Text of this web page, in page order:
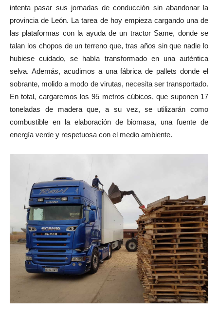
intenta pasar sus jornadas de conducción sin abandonar la
provincia de León. La tarea de hoy empieza cargando una de
las plataformas con la ayuda de un tractor Same, donde se
talan los chopos de un terreno que, tras años sin que nadie lo
hubiese cuidado, se había transformado en una auténtica
selva. Además, acudimos a una fábrica de pallets donde el
sobrante, molido a modo de virutas, necesita ser transportado.
En total, cargaremos los 95 metros cúbicos, que suponen 17
toneladas de madera que, a su vez, se utilizarán como
combustible en la elaboración de biomasa, una fuente de
energía verde y respetuosa con el medio ambiente.